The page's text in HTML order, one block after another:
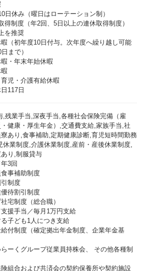
日休み（曜日はローテーション制）
得制度（年2回、5日以上の連休取得制度）
を推奨
（初年度10日付与。次年度へ繰り越し可能
まで）
・年末年始休暇
児・介護有給休暇
117日
,残業手当,深夜手当,各種社会保険完備（雇
健康・厚生年金）,交通費支給,家族手当,社
あり,食事補助,定期健康診断,育児短時間勤務
休業制度,介護休業制度,産前・産後休業制度,
り,制服貸与
3回
事補助制度
制度
待割引制度
宅制度（総合職）
援手当／毎月1万円支給
子ども1人につき支給
付制度（確定拠出年金制度、企業年金基
ーくグループ従業員持株会、 その他各種制
組合および共済会の契約保養所や契約施設